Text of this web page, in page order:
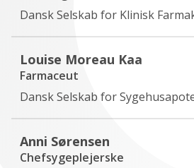
Dansk Selskab for Klinisk
Louise Moreau Kaa
Farmaceut
Dansk Selskab for
Anni Sørensen
Chefsygeplejerske